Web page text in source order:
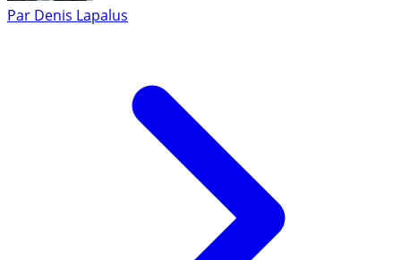
Par Denis Lapalus